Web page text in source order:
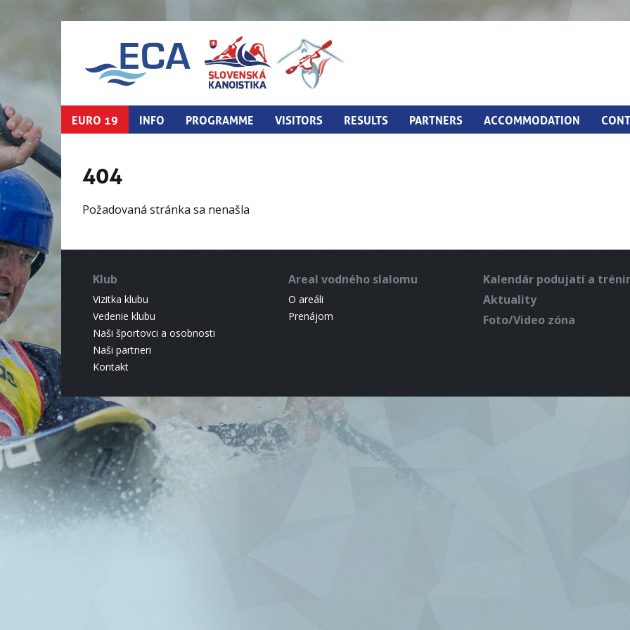
EURO 19 INFO PROGRAMME VISITORS RESULTS PARTNERS ACCOMMODATION
404
Požadovaná stránka sa nenašla
Klub
Vizitka klubu
Vedenie klubu
Naši športovci a osobnosti
Naši partneri
Kontakt
Areal vodného slalomu
O areáli
Prenájom
Kalendár podujatí a
Aktuality
Foto/Video zóna